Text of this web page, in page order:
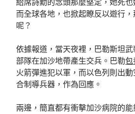
而全球各地，也掀起瞭反以遊行
呢？
依據報道，當天夜裡，巴勒斯坦
部隊在加沙地帶產生交兵。巴勒包
火箭彈進犯以軍，而以色列則出
合制導兵器，作為回應。
兩邊，簡直都有衝擊加沙病院的